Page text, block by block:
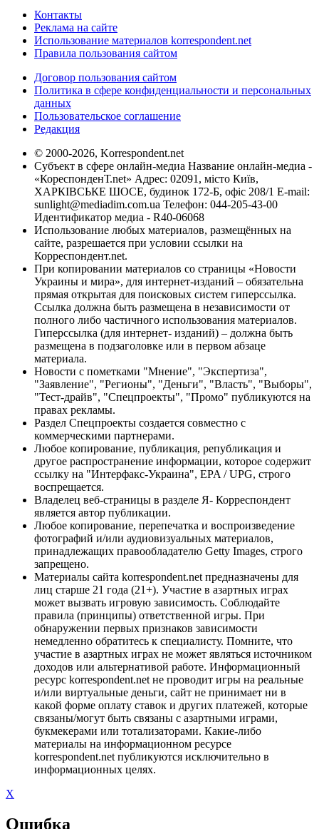
Контакты
Реклама на сайте
Использование материалов korrespondent.net
Правила пользования сайтом
Договор пользования сайтом
Политика в сфере конфиденциальности и персональных
данных
Пользовательское соглашение
Редакция
© 2000-2026, Korrespondent.net
Субъект в сфере онлайн-медиа Название онлайн-медиа -
«КореспонденТ.net» Адрес: 02091, місто Київ,
ХАРКІВСЬКЕ ШОСЕ, будинок 172-Б, офіс 208/1 E-mail:
sunlight@mediadim.com.ua Телефон: 044-205-43-00
Идентификатор медиа - R40-06068
Использование любых материалов, размещённых на
сайте, разрешается при условии ссылки на
Корреспондент.net.
При копировании материалов со страницы «Новости
Украины и мира», для интернет-изданий – обязательна
прямая открытая для поисковых систем гиперссылка.
Ссылка должна быть размещена в независимости от
полного либо частичного использования материалов.
Гиперссылка (для интернет- изданий) – должна быть
размещена в подзаголовке или в первом абзаце
материала.
Новости с пометками "Мнение", "Экспертиза",
"Заявление", "Регионы", "Деньги", "Власть", "Выборы",
"Тест-драйв", "Спецпроекты", "Промо" публикуются на
правах рекламы.
Раздел Спецпроекты создается совместно с
коммерческими партнерами.
Любое копирование, публикация, републикация и
другое распространение информации, которое содержит
ссылку на "Интерфакс-Украина", EPA / UPG, строго
воспрещается.
Владелец веб-страницы в разделе Я- Корреспондент
является автор публикации.
Любое копирование, перепечатка и воспроизведение
фотографий и/или аудиовизуальных материалов,
принадлежащих правообладателю Getty Images, строго
запрещено.
Материалы сайта korrespondent.net предназначены для
лиц старше 21 года (21+). Участие в азартных играх
может вызвать игровую зависимость. Соблюдайте
правила (принципы) ответственной игры. При
обнаружении первых признаков зависимости
немедленно обратитесь к специалисту. Помните, что
участие в азартных играх не может являться источником
доходов или альтернативой работе. Информационный
ресурс korrespondent.net не проводит игры на реальные
и/или виртуальные деньги, сайт не принимает ни в
какой форме оплату ставок и других платежей, которые
связаны/могут быть связаны с азартными играми,
букмекерами или тотализаторами. Какие-либо
материалы на информационном ресурсе
korrespondent.net публикуются исключительно в
информационных целях.
X
Ошибка